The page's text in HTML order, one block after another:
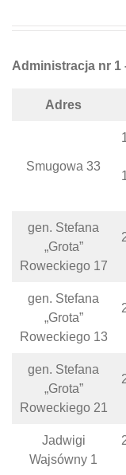
Administracja nr 1
Adres
Smugowa 33
gen. Stefana
„Grota”
Roweckiego 17
gen. Stefana
„Grota”
Roweckiego 13
gen. Stefana
„Grota”
Roweckiego 21
Jadwigi
Wajsówny 1